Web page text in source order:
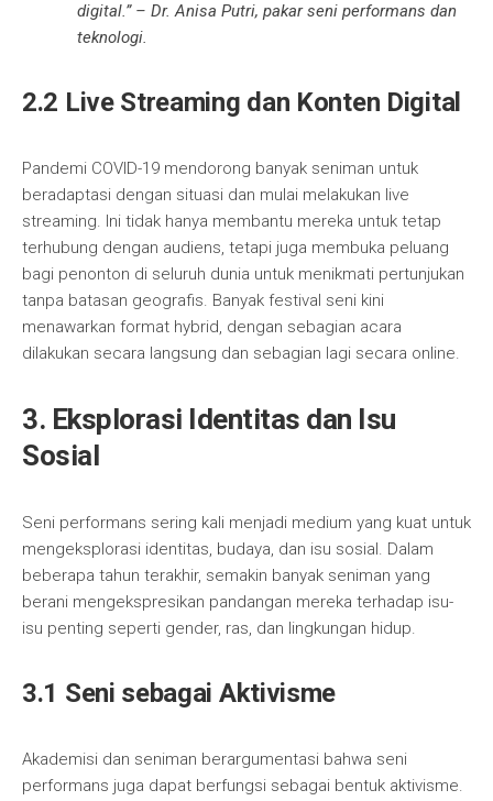
digital.” – Dr. Anisa Putri, pakar seni performans dan
teknologi.
2.2 Live Streaming dan Konten Digital
Pandemi COVID-19 mendorong banyak seniman untuk
beradaptasi dengan situasi dan mulai melakukan live
streaming. Ini tidak hanya membantu mereka untuk tetap
terhubung dengan audiens, tetapi juga membuka peluang
bagi penonton di seluruh dunia untuk menikmati pertunjukan
tanpa batasan geografis. Banyak festival seni kini
menawarkan format hybrid, dengan sebagian acara
dilakukan secara langsung dan sebagian lagi secara online.
3. Eksplorasi Identitas dan Isu
Sosial
Seni performans sering kali menjadi medium yang kuat untuk
mengeksplorasi identitas, budaya, dan isu sosial. Dalam
beberapa tahun terakhir, semakin banyak seniman yang
berani mengekspresikan pandangan mereka terhadap isu-
isu penting seperti gender, ras, dan lingkungan hidup.
3.1 Seni sebagai Aktivisme
Akademisi dan seniman berargumentasi bahwa seni
performans juga dapat berfungsi sebagai bentuk aktivisme.